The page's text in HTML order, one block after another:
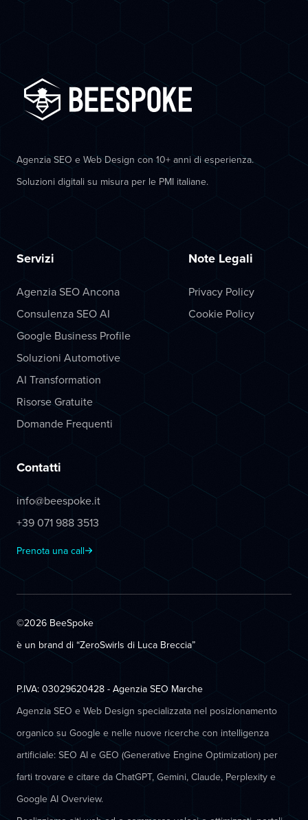
Agenzia SEO e Web Design con 10+ anni di esperienza.
Soluzioni digitali su misura per le PMI italiane.
Servizi
Agenzia SEO Ancona
Consulenza SEO AI
Google Business Profile
Soluzioni Automotive
AI Transformation
Risorse Gratuite
Domande Frequenti
Note Legali
Privacy Policy
Cookie Policy
Contatti
info@beespoke.it
+39 071 988 3513
Prenota una call
©2026 BeeSpoke
è un brand di “ZeroSwirls di Luca Breccia”
P.IVA: 03029620428 - Agenzia SEO Marche
Agenzia SEO e Web Design specializzata nel posizionamento
organico su Google e nelle nuove ricerche con intelligenza
artificiale: SEO AI e GEO (Generative Engine Optimization) per
farti trovare e citare da ChatGPT, Gemini, Claude, Perplexity e
Google AI Overview.